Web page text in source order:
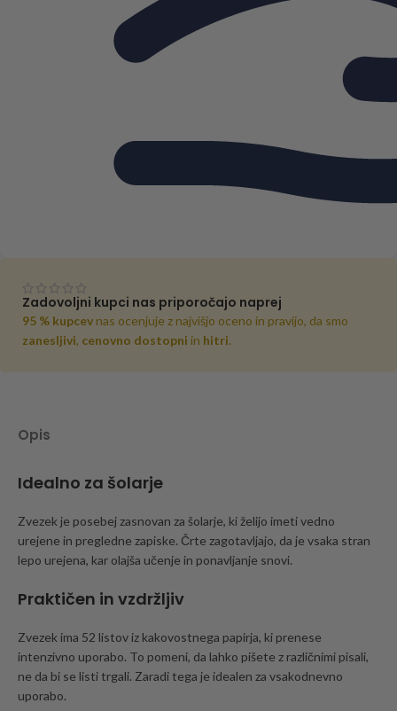
Zadovoljni kupci nas priporočajo naprej
95 % kupcev nas ocenjuje z najvišjo oceno in pravijo, da smo
zanesljivi, cenovno dostopni in hitri.
Opis
Idealno za šolarje
Zvezek je posebej zasnovan za šolarje, ki želijo imeti vedno
urejene in pregledne zapiske. Črte zagotavljajo, da je vsaka stran
lepo urejena, kar olajša učenje in ponavljanje snovi.
Praktičen in vzdržljiv
Zvezek ima 52 listov iz kakovostnega papirja, ki prenese
intenzivno uporabo. To pomeni, da lahko pišete z različnimi pisali,
ne da bi se listi trgali. Zaradi tega je idealen za vsakodnevno
uporabo.